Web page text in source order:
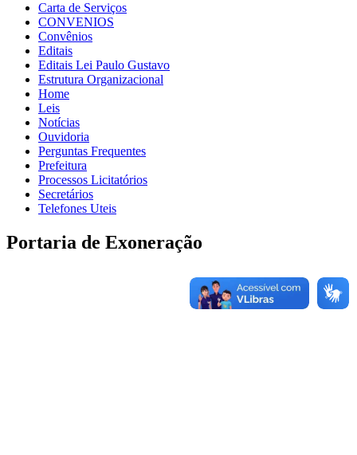
Carta de Serviços
CONVENIOS
Convênios
Editais
Editais Lei Paulo Gustavo
Estrutura Organizacional
Home
Leis
Notícias
Ouvidoria
Perguntas Frequentes
Prefeitura
Processos Licitatórios
Secretários
Telefones Uteis
Portaria de Exoneração